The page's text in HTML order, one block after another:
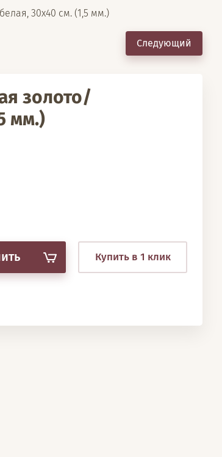
30х40 см. (1,5 мм.)
Следующий
золото/
мм.)
Купить в 1 клик